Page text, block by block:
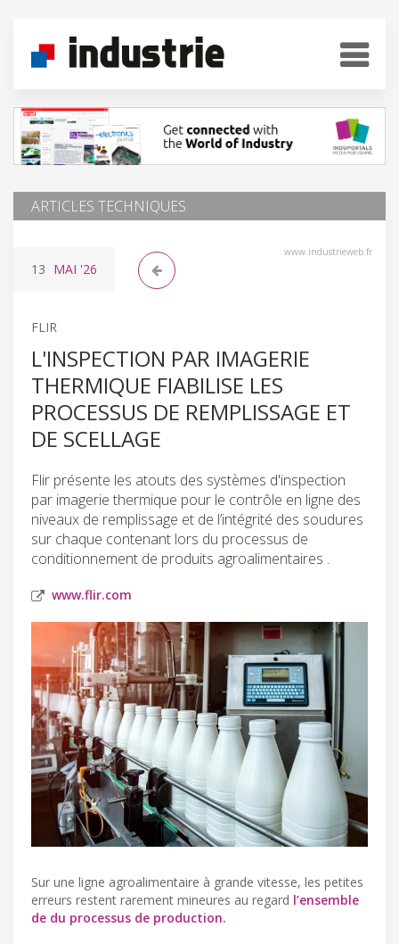
ARTICLES TECHNIQUES
www.industrieweb.fr
13 MAI '26
FLIR
L'INSPECTION PAR IMAGERIE
THERMIQUE FIABILISE LES
PROCESSUS DE REMPLISSAGE ET
DE SCELLAGE
Flir présente les atouts des systèmes d'inspection
par imagerie thermique pour le contrôle en ligne des
niveaux de remplissage et de l’intégrité des soudures
sur chaque contenant lors du processus de
conditionnement de produits agroalimentaires .
www.flir.com
Sur une ligne agroalimentaire à grande vitesse, les petites
erreurs restent rarement mineures au regard l’ensemble
de du processus de production.